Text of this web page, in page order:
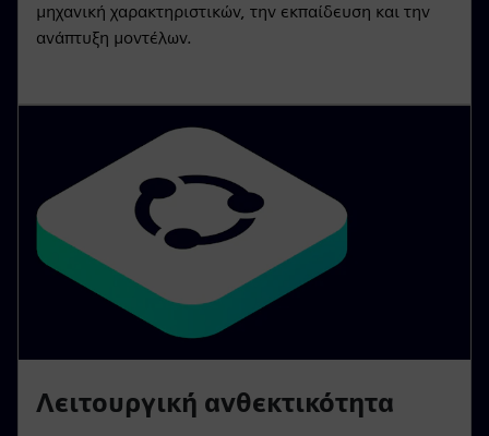
μηχανική χαρακτηριστικών, την εκπαίδευση και την
ανάπτυξη μοντέλων.
Λειτουργική ανθεκτικότητα